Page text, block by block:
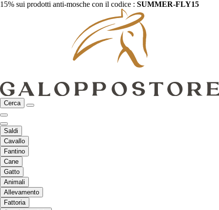
15% sui prodotti anti-mosche con il codice : SUMMER-FLY15
Cerca
Saldi
Cavallo
Fantino
Cane
Gatto
Animali
Allevamento
Fattoria